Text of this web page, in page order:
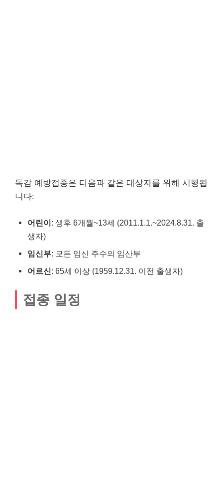
독감 예방접종은 다음과 같은 대상자를 위해 시행됩
니다:
어린이: 생후 6개월~13세 (2011.1.1.~2024.8.31. 출
생자)
임신부: 모든 임신 주수의 임산부
어르신: 65세 이상 (1959.12.31. 이전 출생자)
접종 일정